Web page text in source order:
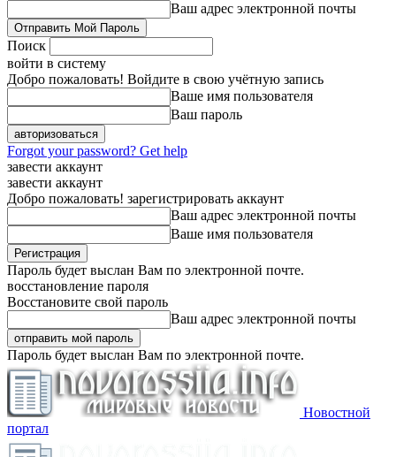
Ваш адрес электронной почты
Поиск
войти в систему
Добро пожаловать! Войдите в свою учётную запись
Ваше имя пользователя
Ваш пароль
Forgot your password? Get help
завести аккаунт
завести аккаунт
Добро пожаловать! зарегистрировать аккаунт
Ваш адрес электронной почты
Ваше имя пользователя
Пароль будет выслан Вам по электронной почте.
восстановление пароля
Восстановите свой пароль
Ваш адрес электронной почты
Пароль будет выслан Вам по электронной почте.
Новостной
портал